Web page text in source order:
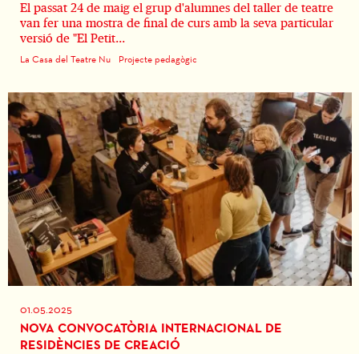
El passat 24 de maig el grup d'alumnes del taller de teatre
van fer una mostra de final de curs amb la seva particular
versió de "El Petit...
La Casa del Teatre Nu Projecte pedagògic
01.05.2025
NOVA CONVOCATÒRIA INTERNACIONAL DE
RESIDÈNCIES DE CREACIÓ